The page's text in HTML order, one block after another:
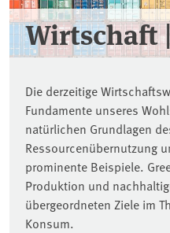
Wirtschaft
Die derzeitige
Fundamente unseres
natürlichen Grundlagen
Ressourcenübernutzung
prominente Beispiele.
Produktion und
übergeordneten Ziele im
Konsum.